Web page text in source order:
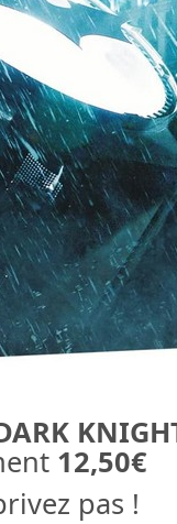
12,50€
pas !